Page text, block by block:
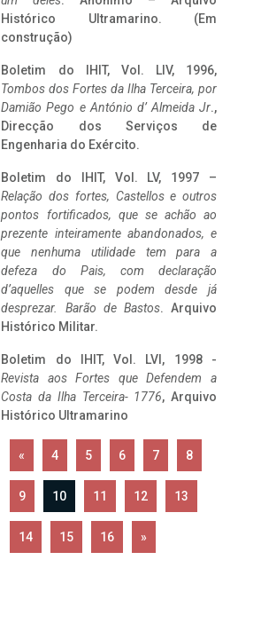
Histórico Ultramarino. (Em
construção)
Boletim do IHIT, Vol. LIV, 1996,
Tombos dos Fortes da Ilha Terceira, por
Damião Pego e António d’ Almeida Jr.,
Direcção dos Serviços de
Engenharia do Exército.
Boletim do IHIT, Vol. LV, 1997 –
Relação dos fortes, Castellos e outros
pontos fortificados, que se achão ao
prezente inteiramente abandonados, e
que nenhuma utilidade tem para a
defeza do Pais, com declaração
d’aquelles que se podem desde já
desprezar. Barão de Bastos. Arquivo
Histórico Militar.
Boletim do IHIT, Vol. LVI, 1998 -
Revista aos Fortes que Defendem a
Costa da Ilha Terceira- 1776, Arquivo
Histórico Ultramarino
« 4 5 6 7 8
9 10 11 12 13
14 15 16 »